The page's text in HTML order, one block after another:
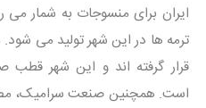
ایران برای منسوجات به شمار می
ترمه ها در این شهر تولید می
قرار گرفته اند و این شهر قطب
است. همچنین صنعت سرامیک،